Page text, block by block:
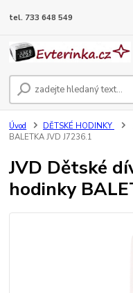
tel. 733 648 549
Úvod DĚTSKÉ HODINKY
BALETKA JVD J7236.1
JVD Dětské
hodinky